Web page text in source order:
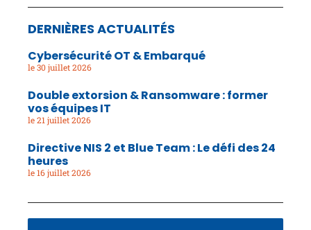
DERNIÈRES ACTUALITÉS
Cybersécurité OT & Embarqué
30 juillet 2026
Double extorsion & Ransomware : former
vos équipes IT
21 juillet 2026
Directive NIS 2 et Blue Team : Le défi des 24
heures
16 juillet 2026